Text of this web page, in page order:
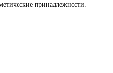
принадлежности.